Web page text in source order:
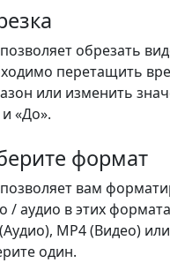
обрезать
перетащить
или изменить
«До».
формат
вам
/ аудио в этих
MP4 (Видео) или
один.